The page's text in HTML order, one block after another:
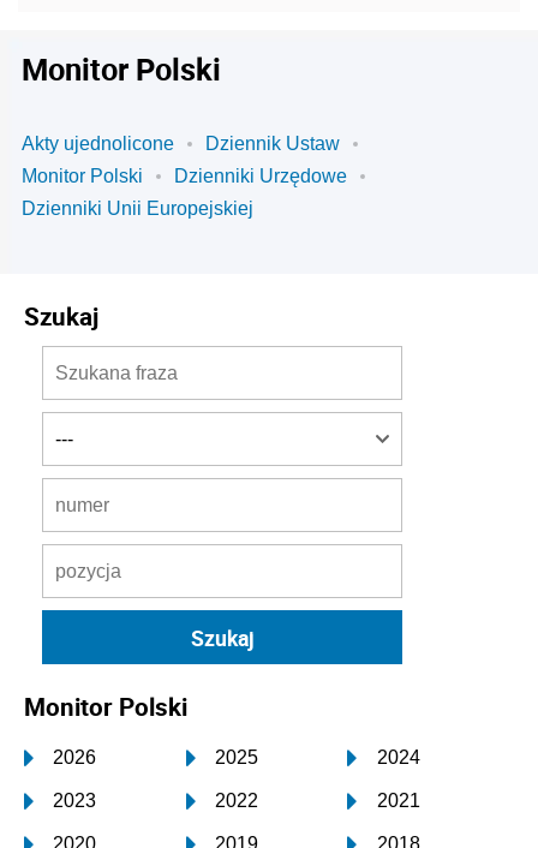
Monitor Polski
Akty ujednolicone
Dziennik Ustaw
Monitor Polski
Dzienniki Urzędowe
Dzienniki Unii Europejskiej
Szukaj
Monitor Polski
2026 2025 2024
2023 2022 2021
2020 2019 2018